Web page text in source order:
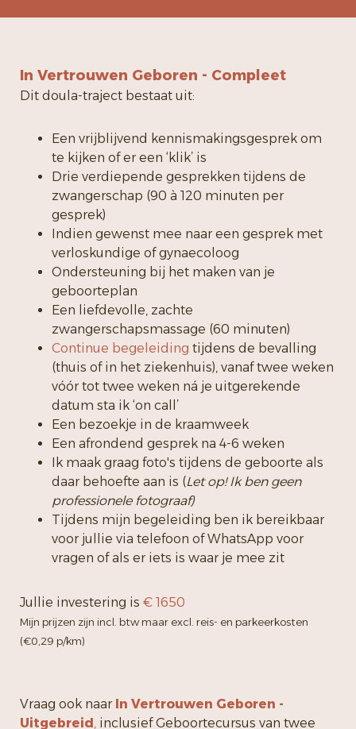
In Vertrouwen Geboren - Compleet
Dit doula-traject bestaat uit:
Een vrijblijvend kennismakingsgesprek om
te kijken of er een ‘klik’ is
Drie verdiepende gesprekken tijdens de
zwangerschap (90 à 120 minuten per
gesprek)
Indien gewenst mee naar een gesprek met
verloskundige of gynaecoloog
Ondersteuning bij het maken van je
geboorteplan
Een liefdevolle, zachte
zwangerschapsmassage (60 minuten)
Continue begeleiding tijdens de bevalling
(thuis of in het ziekenhuis), vanaf twee weken
vóór tot twee weken ná je uitgerekende
datum sta ik ‘on call’
Een bezoekje in de kraamweek
Een afrondend gesprek na 4-6 weken
Ik maak graag foto's tijdens de geboorte als
daar behoefte aan is (Let op! Ik ben geen
professionele fotograaf)
Tijdens mijn begeleiding ben ik bereikbaar
voor jullie via telefoon of WhatsApp voor
vragen of als er iets is waar je mee zit
Jullie investering is € 1650
Mijn prijzen zijn incl. btw maar excl. reis- en parkeerkosten
(€0,29 p/km)
Vraag ook naar In Vertrouwen Geboren -
Uitgebreid inclusief Geboortecursus van twee